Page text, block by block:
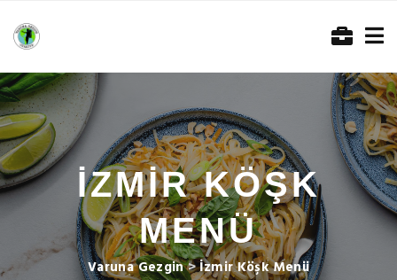
İZMIR KÖŞK
MENÜ
Varuna Gezgin>İzmir Köşk Menü